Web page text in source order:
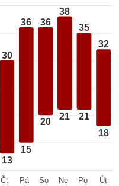
30
13
36
15
36
20
38
21
35
21
32
18
Čt
Pá
So
Ne
Po
Út